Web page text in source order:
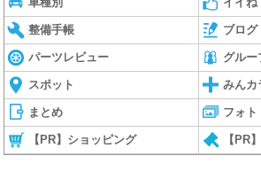
整備手帳 ブログ
パーツレビュー グルー
スポット みんカ
まとめ フォト
【PR】ショッピング 【PR